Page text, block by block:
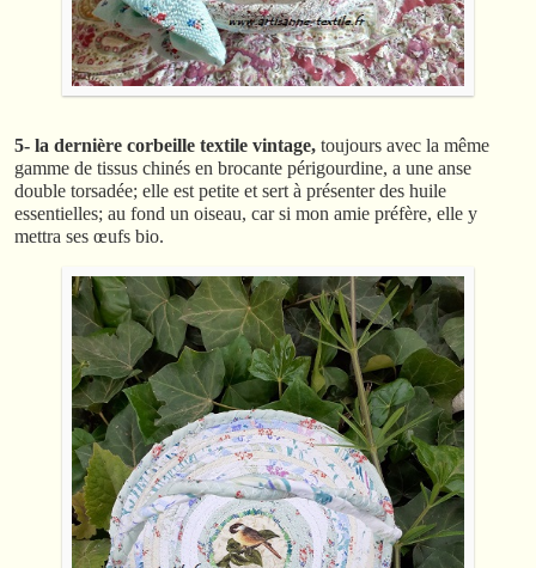
5- la dernière corbeille textile vintage, toujours avec la même
gamme de tissus chinés en brocante périgourdine, a une anse
double torsadée; elle est petite et sert à présenter des huile
essentielles; au fond un oiseau, car si mon amie préfère, elle y
mettra ses œufs bio.